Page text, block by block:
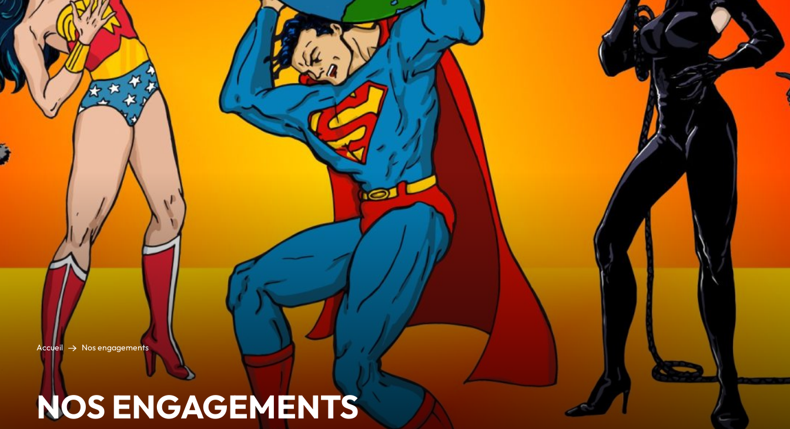
Accueil Nos engagements
NOS ENGAGEMENTS